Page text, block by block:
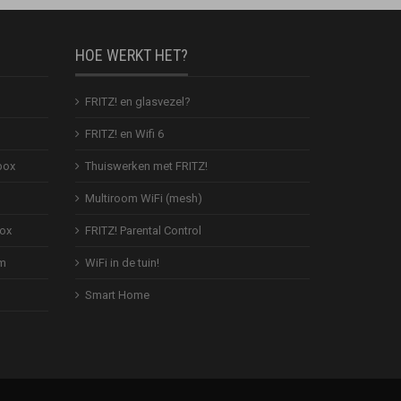
HOE WERKT HET?
FRITZ! en glasvezel?
FRITZ! en Wifi 6
Thuiswerken met FRITZ!
Multiroom WiFi (mesh)
FRITZ! Parental Control
WiFi in de tuin!
Smart Home